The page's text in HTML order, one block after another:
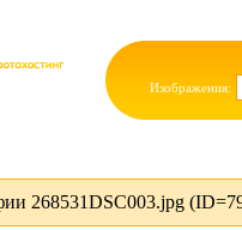
Изображения:
268531DSC003.jpg